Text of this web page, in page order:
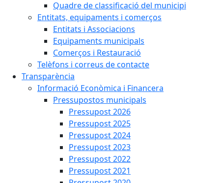
Quadre de classificació del municipi
Entitats, equipaments i comerços
Entitats i Associacions
Equipaments municipals
Comerços i Restauració
Telèfons i correus de contacte
Transparència
Informació Econòmica i Financera
Pressupostos municipals
Pressupost 2026
Pressupost 2025
Pressupost 2024
Pressupost 2023
Pressupost 2022
Pressupost 2021